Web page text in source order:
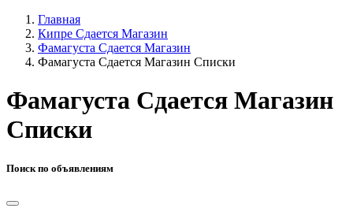
Главная
Кипре Сдается Магазин
Фамагуста Сдается Магазин
Фамагуста Сдается Магазин Списки
Фамагуста Сдается Магазин
Списки
Поиск по объявлениям